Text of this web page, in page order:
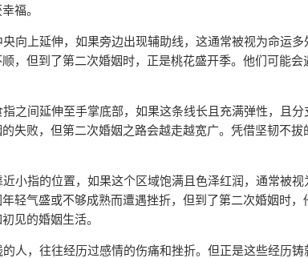
福。
上延伸，如果旁边出现辅助线，这通常被视为命运多
，但到了第二次婚姻时，正是桃花盛开季。他们可能会
间延伸至手掌底部，如果这条线长且充满弹性，且分
失败，但第二次婚姻之路会越走越宽广。凭借坚韧不
指的位置，如果这个区域饱满且色泽红润，通常被视
轻气盛或不够成熟而遭遇挫折，但到了第二次婚姻时，
见的婚姻生活。
，往往经历过感情的伤痛和挫折。但正是这些经历铸